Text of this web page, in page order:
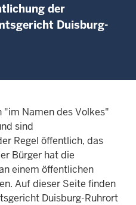
der
Duisburg-
Namen des Volkes"
sind
Regel öffentlich, das
Bürger hat die
einem öffentlichen
Auf dieser Seite finden
Duisburg-Ruhrort